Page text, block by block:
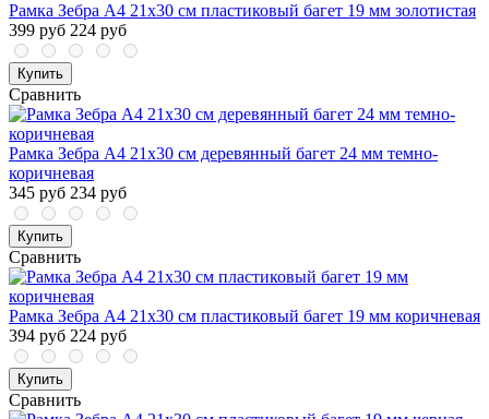
Рамка Зебра А4 21x30 см пластиковый багет 19 мм золотистая
399 руб 224 руб
Купить
Сравнить
Рамка Зебра А4 21х30 см деревянный багет 24 мм темно-
коричневая
345 руб 234 руб
Купить
Сравнить
Рамка Зебра А4 21х30 см пластиковый багет 19 мм коричневая
394 руб 224 руб
Купить
Сравнить